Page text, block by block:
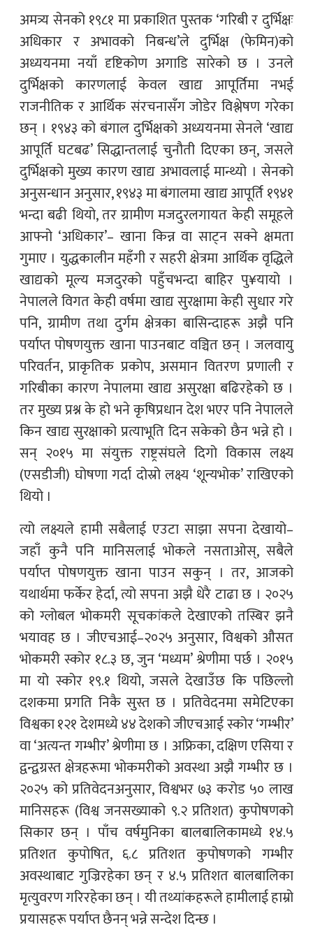
अमत्र्य सेनको १९८१ मा प्रकाशित पुस्तक ‘गरिबी र दुर्भिक्षः
अधिकार र अभावको निबन्ध’ले दुर्भिक्ष (फेमिन)को
अध्ययनमा नयाँ दृष्टिकोण अगाडि सारेको छ । उनले
दुर्भिक्षको कारणलाई केवल खाद्य आपूर्तिमा नभई
राजनीतिक र आर्थिक संरचनासँग जोडेर विश्लेषण गरेका
छन् । १९४३ को बंगाल दुर्भिक्षको अध्ययनमा सेनले ‘खाद्य
आपूर्ति घटबढ’ सिद्धान्तलाई चुनौती दिएका छन्, जसले
दुर्भिक्षको मुख्य कारण खाद्य अभावलाई मान्थ्यो । सेनको
अनुसन्धान अनुसार, १९४३ मा बंगालमा खाद्य आपूर्ति १९४१
भन्दा बढी थियो, तर ग्रामीण मजदुरलगायत केही समूहले
आफ्नो ‘अधिकार’– खाना किन्न वा साट्न सक्ने क्षमता
गुमाए । युद्धकालीन महँगी र सहरी क्षेत्रमा आर्थिक वृद्धिले
खाद्यको मूल्य मजदुरको पहुँचभन्दा बाहिर पु¥यायो ।
नेपालले विगत केही वर्षमा खाद्य सुरक्षामा केही सुधार गरे
पनि, ग्रामीण तथा दुर्गम क्षेत्रका बासिन्दाहरू अझै पनि
पर्याप्त पोषणयुक्त खाना पाउनबाट वञ्चित छन् । जलवायु
परिवर्तन, प्राकृतिक प्रकोप, असमान वितरण प्रणाली र
गरिबीका कारण नेपालमा खाद्य असुरक्षा बढिरहेको छ ।
तर मुख्य प्रश्न के हो भने कृषिप्रधान देश भएर पनि नेपालले
किन खाद्य सुरक्षाको प्रत्याभूति दिन सकेको छैन भन्ने हो ।
सन् २०१५ मा संयुक्त राष्ट्रसंघले दिगो विकास लक्ष्य
(एसडीजी) घोषणा गर्दा दोस्रो लक्ष्य ‘शून्यभोक’ राखिएको
थियो ।
त्यो लक्ष्यले हामी सबैलाई एउटा साझा सपना देखायो–
जहाँ कुनै पनि मानिसलाई भोकले नसताओस्, सबैले
पर्याप्त पोषणयुक्त खाना पाउन सकुन् । तर, आजको
यथार्थमा फर्केर हेर्दा, त्यो सपना अझै धेरै टाढा छ । २०२५
को ग्लोबल भोकमरी सूचकांकले देखाएको तस्बिर झनै
भयावह छ । जीएचआई–२०२५ अनुसार, विश्वको औसत
भोकमरी स्कोर १८.३ छ, जुन ‘मध्यम’ श्रेणीमा पर्छ । २०१५
मा यो स्कोर १९.१ थियो, जसले देखाउँछ कि पछिल्लो
दशकमा प्रगति निकै सुस्त छ । प्रतिवेदनमा समेटिएका
विश्वका १२१ देशमध्ये ४४ देशको जीएचआई स्कोर ‘गम्भीर’
वा ‘अत्यन्त गम्भीर’ श्रेणीमा छ । अफ्रिका, दक्षिण एसिया र
द्वन्द्वग्रस्त क्षेत्रहरूमा भोकमरीको अवस्था अझै गम्भीर छ ।
२०२५ को प्रतिवेदनअनुसार, विश्वभर ७३ करोड ५० लाख
मानिसहरू (विश्व जनसख्याको ९.२ प्रतिशत) कुपोषणको
सिकार छन् । पाँच वर्षमुनिका बालबालिकामध्ये १४.५
प्रतिशत कुपोषित, ६.८ प्रतिशत कुपोषणको गम्भीर
अवस्थाबाट गुज्रिरहेका छन् र ४.५ प्रतिशत बालबालिका
मृत्युवरण गरिरहेका छन् । यी तथ्यांकहरूले हामीलाई हाम्रो
प्रयासहरू पर्याप्त छैनन् भन्ने सन्देश दिन्छ ।